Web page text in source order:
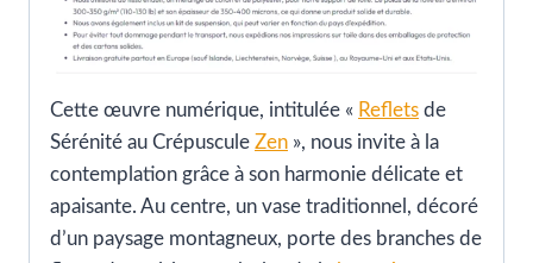
Cette œuvre numérique, intitulée « Reflets de
Sérénité au Crépuscule Zen », nous invite à la
contemplation grâce à son harmonie délicate et
apaisante. Au centre, un vase traditionnel, décoré
d’un paysage montagneux, porte des branches de